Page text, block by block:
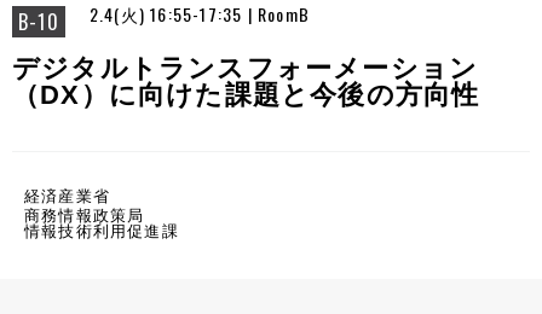
B-10 2.4(火) 16:55-17:35 | RoomB
デジタルトランスフォーメーション
（DX）に向けた課題と今後の方向性
経済産業省
商務情報政策局
情報技術利用促進課